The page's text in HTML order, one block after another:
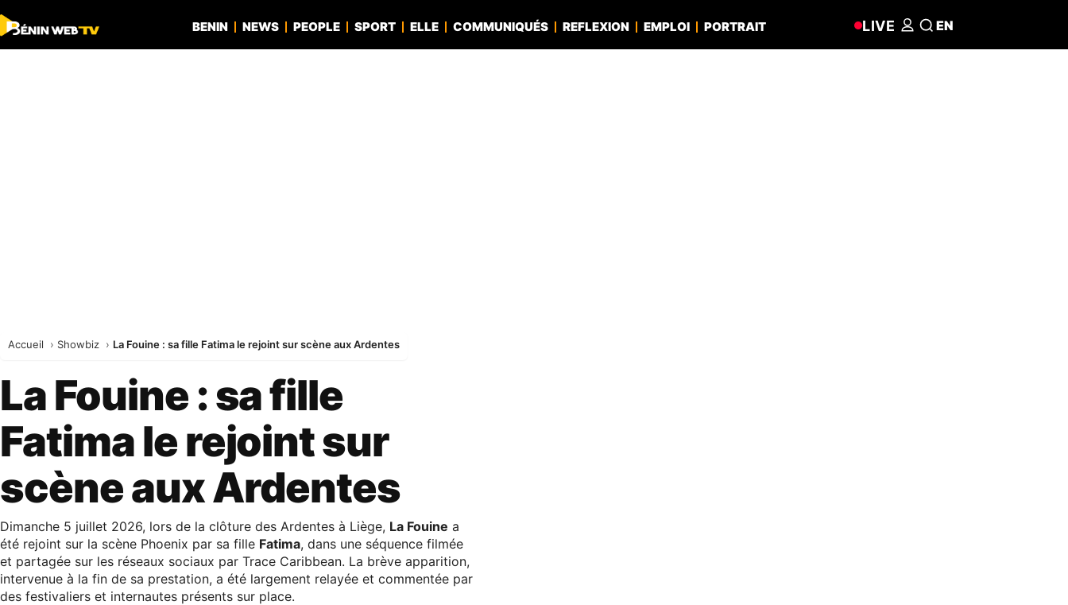
BENIN NEWS PEOPLE SPORT ELLE COMMUNIQUÉS REFLEXION EMPLOI PORTRAIT LIVE EN
Accueil Showbiz La Fouine : sa fille Fatima le rejoint sur scène aux Ardentes
La Fouine : sa fille
Fatima le rejoint sur
scène aux Ardentes
Dimanche 5 juillet 2026, lors de la clôture des Ardentes à Liège, La Fouine a
été rejoint sur la scène Phoenix par sa fille Fatima, dans une séquence filmée
et partagée sur les réseaux sociaux par Trace Caribbean. La brève apparition,
intervenue à la fin de sa prestation, a été largement relayée et commentée par
des festivaliers et internautes présents sur place.